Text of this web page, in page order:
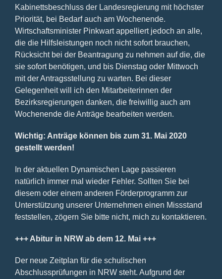
Kabinettsbeschluss der Landesregierung mit höchster
Priorität, bei Bedarf auch am Wochenende.
Wirtschaftsminister Pinkwart appelliert jedoch an alle,
die die Hilfsleistungen noch nicht sofort brauchen,
Rücksicht bei der Beantragung zu nehmen auf die, die
sie sofort benötigen, und bis Dienstag oder Mittwoch
mit der Antragsstellung zu warten. Bei dieser
Gelegenheit will ich den Mitarbeiterinnen der
Bezirksregierungen danken, die freiwillig auch am
Wochenende die Anträge bearbeiten werden.
Wichtig: Anträge können bis zum 31. Mai 2020
gestellt werden!
In der aktuellen Dynamischen Lage passieren
natürlich immer mal wieder Fehler. Sollten Sie bei
diesem oder einem anderen Förderprogramm zur
Unterstützung unserer Unternehmen einen Missstand
feststellen, zögern Sie bitte nicht, mich zu kontaktieren.
+++ Abitur in NRW ab dem 12. Mai +++
Der neue Zeitplan für die schulischen
Abschlussprüfungen in NRW steht. Aufgrund der